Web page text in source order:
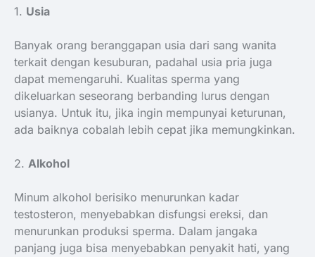
1. Usia
Banyak orang beranggapan usia dari sang wanita
terkait dengan kesuburan, padahal usia pria juga
dapat memengaruhi. Kualitas sperma yang
dikeluarkan seseorang berbanding lurus dengan
usianya. Untuk itu, jika ingin mempunyai keturunan,
ada baiknya cobalah lebih cepat jika memungkinkan.
2. Alkohol
Minum alkohol berisiko menurunkan kadar
testosteron, menyebabkan disfungsi ereksi, dan
menurunkan produksi sperma. Dalam jangaka
panjang juga bisa menyebabkan penyakit hati, yang